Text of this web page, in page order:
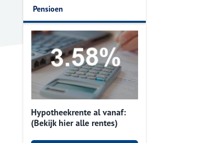
Pensioen
Hypotheekrente al vanaf:
(Bekijk hier alle rentes)